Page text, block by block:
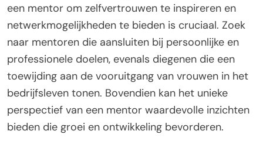
een mentor om zelfvertrouwen te inspireren en
netwerkmogelijkheden te bieden is cruciaal. Zoek
naar mentoren die aansluiten bij persoonlijke en
professionele doelen, evenals diegenen die een
toewijding aan de vooruitgang van vrouwen in het
bedrijfsleven tonen. Bovendien kan het unieke
perspectief van een mentor waardevolle inzichten
bieden die groei en ontwikkeling bevorderen.